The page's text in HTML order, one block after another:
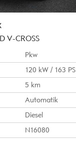
V-CROSS
Pkw
120 kW / 163 PS
5 km
Automatik
Diesel
N16080